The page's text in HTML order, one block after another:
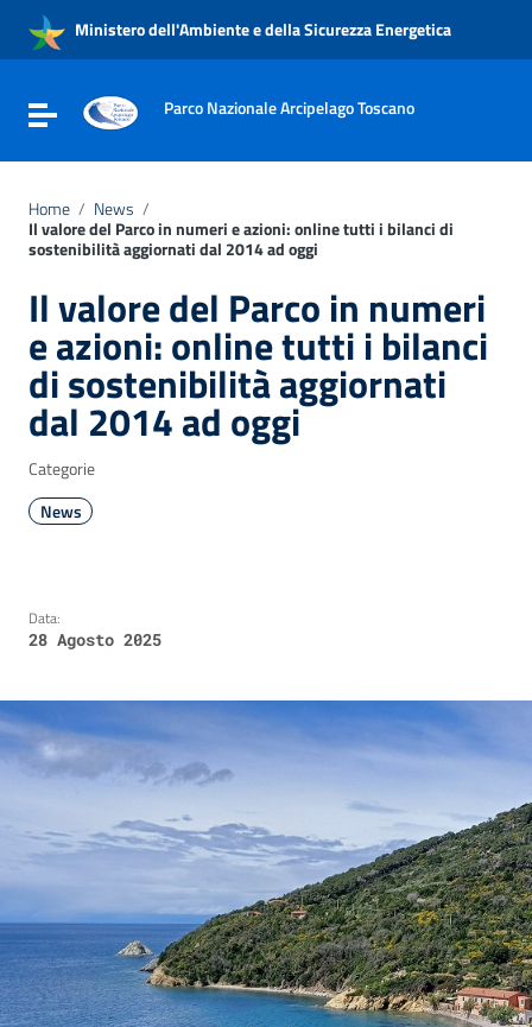
Vai al menu di navigazione
Vai al footer
Ministero dell'Ambiente e della Sicurezza Energetica
Attiva / disattiva la navigazione
Parco Nazionale Arcipelago Toscano
Home / News /
Il valore del Parco in numeri e azioni: online tutti i bilanci di
sostenibilità aggiornati dal 2014 ad oggi
Il valore del Parco in numeri
e azioni: online tutti i bilanci
di sostenibilità aggiornati
dal 2014 ad oggi
Categorie
News
Data:
28 Agosto 2025